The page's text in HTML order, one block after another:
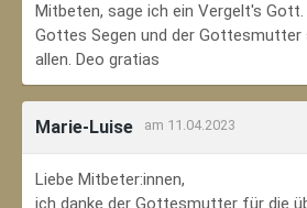
Mitbeten, sage ich ein Vergelt's Gott.
Gottes Segen und der Gottesmutter
allen. Deo gratias
Marie-Luise am 11.04.2023
Liebe Mitbeter:innen,
ich danke der Gottesmutter für die